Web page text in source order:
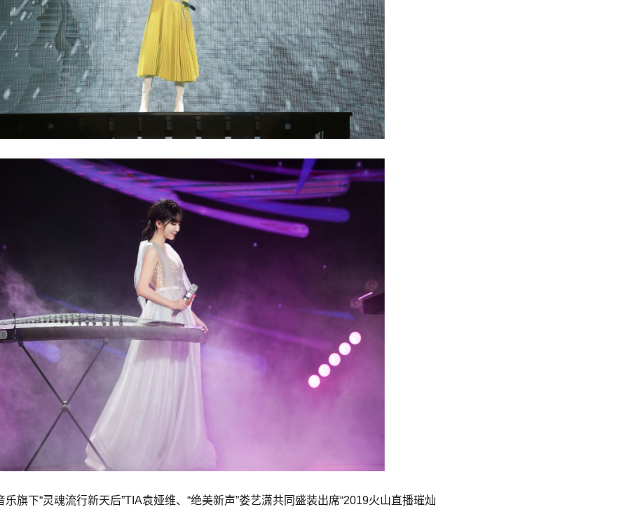
旗下“灵魂流行新天后”TIA袁娅维、“绝美新声”娄艺潇共同盛装出席“2019火山直播璀灿